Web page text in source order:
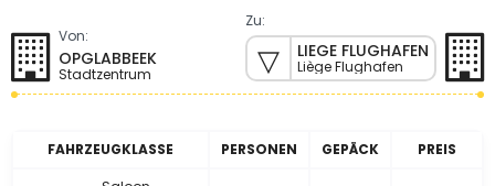
Von:
OPGLABBEEK
Stadtzentrum
Zu:
LIEGE FLUGHAFEN
Liège Flughafen
FAHRZEUGKLASSE PERSONEN GEPÄCK
PREIS